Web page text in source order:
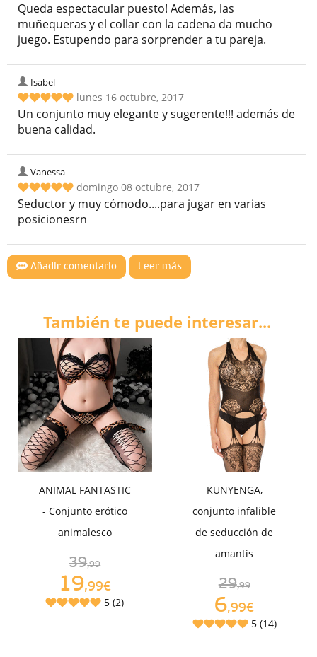
Queda espectacular puesto! Además, las
muñequeras y el collar con la cadena da mucho
juego. Estupendo para sorprender a tu pareja.
Isabel
lunes 16 octubre, 2017
Un conjunto muy elegante y sugerente!!! además de
buena calidad.
Vanessa
domingo 08 octubre, 2017
Seductor y muy cómodo....para jugar en varias
posicionesrn
Añadir comentario Leer más
También te puede interesar...
ANIMAL FANTASTIC
- Conjunto erótico
animalesco
39,99
19,99€
5 (2)
KUNYENGA,
conjunto infalible
de seducción de
amantis
29,99
6,99€
5 (14)